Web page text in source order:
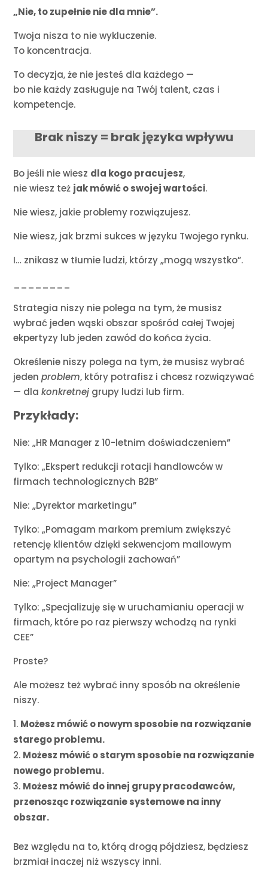
„Nie, to zupełnie nie dla mnie”.
Twoja nisza to nie wykluczenie.
To koncentracja.
To decyzja, że nie jesteś dla każdego —
bo nie każdy zasługuje na Twój talent, czas i
kompetencje.
Brak niszy = brak języka wpływu
Bo jeśli nie wiesz dla kogo pracujesz,
nie wiesz też jak mówić o swojej wartości.
Nie wiesz, jakie problemy rozwiązujesz.
Nie wiesz, jak brzmi sukces w języku Twojego rynku.
I… znikasz w tłumie ludzi, którzy „mogą wszystko”.
________
Strategia niszy nie polega na tym, że musisz
wybrać jeden wąski obszar spośród całej Twojej
ekpertyzy lub jeden zawód do końca życia.
Określenie niszy polega na tym, że musisz wybrać
jedenproblem, który potrafisz i chcesz rozwiązywać
— dlakonkretnej grupy ludzi lub firm.
Przykłady:
Nie: „HR Manager z 10-letnim doświadczeniem”
Tylko: „Ekspert redukcji rotacji handlowców w
firmach technologicznych B2B”
Nie: „Dyrektor marketingu”
Tylko: „Pomagam markom premium zwiększyć
retencję klientów dzięki sekwencjom mailowym
opartym na psychologii zachowań”
Nie: „Project Manager”
Tylko: „Specjalizuję się w uruchamianiu operacji w
firmach, które po raz pierwszy wchodzą na rynki
CEE”
Proste?
Ale możesz też wybrać inny sposób na określenie
niszy.
Możesz mówić o nowym sposobie na rozwiązanie
starego problemu.
Możesz mówić o starym sposobie na rozwiązanie
nowego problemu.
Możesz mówić do innej grupy pracodawców,
przenosząc rozwiązanie systemowe na inny
obszar.
Bez względu na to, którą drogą pójdziesz, będziesz
brzmiał inaczej niż wszyscy inni.